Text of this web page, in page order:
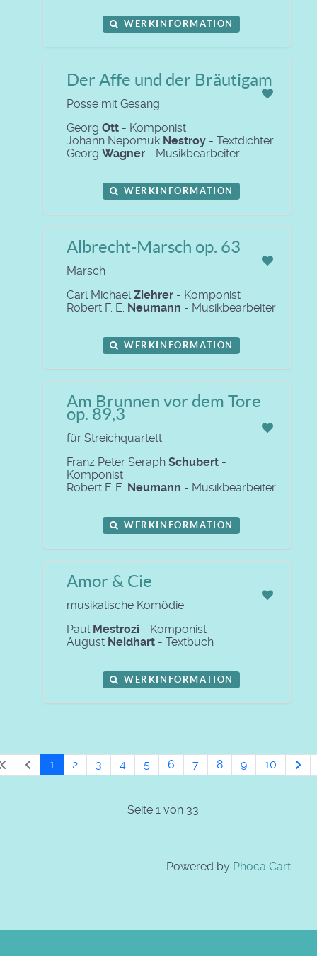
WERKINFORMATION
Der Affe und der Bräutigam
Posse mit Gesang
Georg Ott - Komponist
Johann Nepomuk Nestroy - Textdichter
Georg Wagner - Musikbearbeiter
WERKINFORMATION
Albrecht-Marsch op. 63
Marsch
Carl MichaelZiehrer - Komponist
Robert F. E. Neumann - Musikbearbeiter
WERKINFORMATION
Am Brunnen vor dem Tore
op. 89,3
für Streichquartett
Franz Peter Seraph Schubert -
Komponist
Robert F. E. Neumann - Musikbearbeiter
WERKINFORMATION
Amor & Cie
musikalische Komödie
Paul Mestrozi - Komponist
August Neidhart - Textbuch
WERKINFORMATION
1 2 3 4 5 6 7 8 9 10
Seite 1 von 33
Powered by Phoca Cart